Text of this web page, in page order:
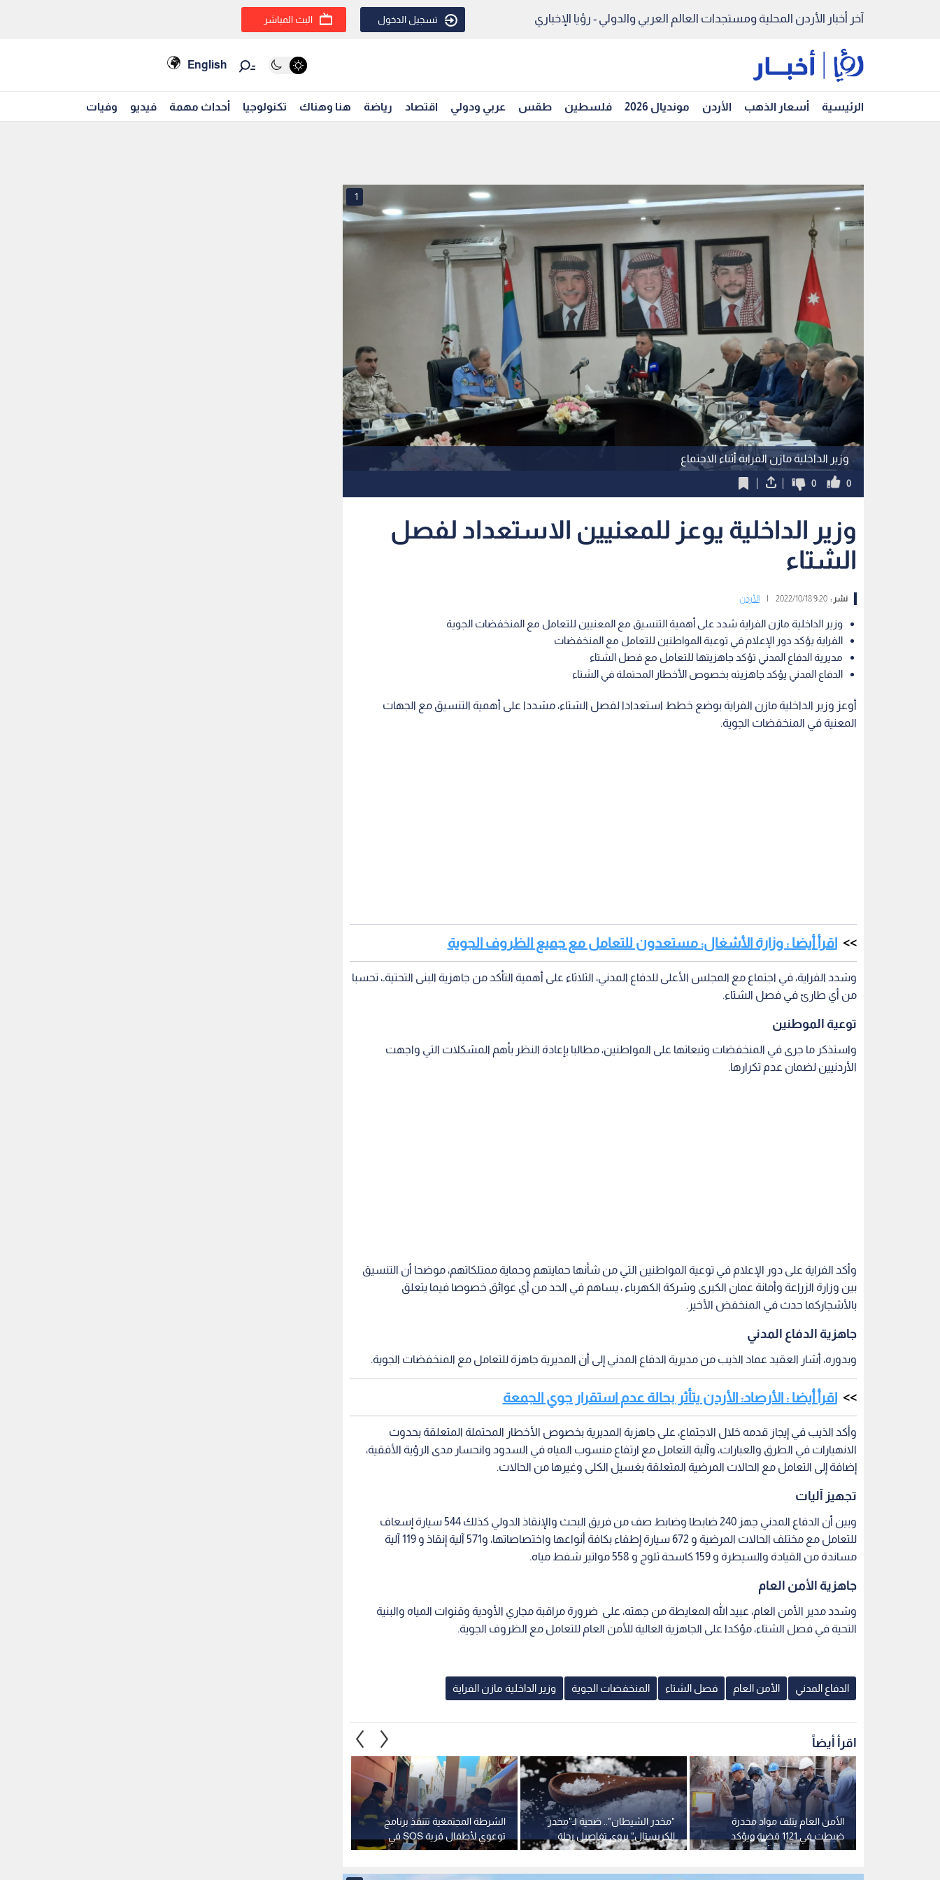
آخر أخبار الأردن المحلية ومستجدات العالم العربي والدولي - رؤيا الإخباري تسجيل الدخول البث المباشر
English
الرئيسية أسعار الذهب الأردن مونديال 2026 فلسطين طقس عربي ودولي اقتصاد رياضة هنا وهناك تكنولوجيا أحداث مهمة فيديو وفيات
وزير الداخلية مازن الفراية أثناء الاجتماع
1
0
0
وزير الداخلية يوعز للمعنيين الاستعداد لفصل
الشتاء
نشر :9:20 2022/10/18 الأردن
وزير الداخلية مازن الفراية شدد على أهمية التنسيق مع المعنيين للتعامل مع المنخفضات الجوية
الفراية يؤكد دور الإعلام في توعية المواطنين للتعامل مع المنخفضات
مديرية الدفاع المدني تؤكد جاهزيتها للتعامل مع فصل الشتاء
الدفاع المدني يؤكد جاهزيته بخصوص الأخطار المحتملة في الشتاء
أوعز وزير الداخلية مازن الفراية بوضع خطط استعدادا لفصل الشتاء، مشددا على أهمية التنسيق مع الجهات
المعنية في المنخفضات الجوية.
اقرأ أيضا : وزارة الأشغال: مستعدون للتعامل مع جميع الظروف الجوية
وشدد الفراية، في اجتماع مع المجلس الأعلى للدفاع المدني، الثلاثاء على أهمية التأكد من جاهزية البنى التحتيةـ، تحسبا
من أي طارئ في فصل الشتاء.
توعية الموطنين
واستذكر ما جرى في المنخفضات وتبعاتها على المواطنين، مطالبا بإعادة النظر بأهم المشكلات التي واجهت
الأردنيين لضمان عدم تكرارها.
وأكد الفراية على دور الإعلام في توعية المواطنين التي من شأنها حمايتهم وحماية ممتلكاتهم، موضحا أن التنسيق
بين وزارة الزراعة وأمانة عمان الكبرى وشركة الكهرباء ، يساهم في الحد من أي عوائق خصوصا فيما يتعلق
بالأشجاركما حدث في المنخفض الأخير.
جاهزية الدفاع المدني
وبدوره، أشار العقيد عماد الذيب من مديرية الدفاع المدني إلى أن المديرية جاهزة للتعامل مع المنخفضات الجوية.
اقرأ أيضا : الأرصاد: الأردن يتأثر بحالة عدم استقرار جوي الجمعة
وأكد الذيب في إيجاز قدمه خلال الاجتماع، على جاهزية المديرية بخصوص الأخطار المحتملة المتعلقة بحدوث
الانهيارات في الطرق والعبارات، وآلية التعامل مع ارتفاع منسوب المياه في السدود وانحسار مدى الرؤية الأفقية،
إضافة إلى التعامل مع الحالات المرضية المتعلقة بغسيل الكلى وغيرها من الحالات.
تجهيز آليات
وبين أن الدفاع المدني جهز 240 ضابطا وضابط صف من فريق البحث والإنقاذ الدولي كذلك 544 سيارة إسعاف
للتعامل مع مختلف الحالات المرضية و 672 سيارة إطفاء بكافة أنواعها واختصاصاتها، و571 آلية إنقاذ و 119 آلية
مساندة من القيادة والسيطرة و 159 كاسحة ثلوج و 558 مواتير شفط مياه.
جاهزية الأمن العام
وشدد مدير الأمن العام، عبيد الله المعايطة من جهته، على ضرورة مراقبة مجاري الأودية وقنوات المياه والبنية
التحية في فصل الشتاء، مؤكدا على الجاهزية العالية للأمن العام للتعامل مع الظروف الجوية.
الدفاع المدني الأمن العام فصل الشتاء المنخفضات الجوية وزير الداخلية مازن الفراية
اقرأ أيضاً
الشرطة المجتمعية تتنفذ برنامج
توعوي لأطفال قرية SOS في
إربد
"مخدر الشيطان".. ضحية لـ"مخدر
الكريستال" يروي تفاصيل رحلة
الألم.. فيديو
الأمن العام يتلف مواد مخدرة
ضبطت في 1121 قضية ويؤكد
استمرار الحرب على آفة المخدرات